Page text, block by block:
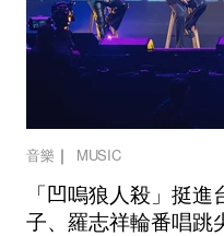
音樂 ｜ MUSIC
「凹嗚狼人殺」挺
子、羅志祥輪番唱跳